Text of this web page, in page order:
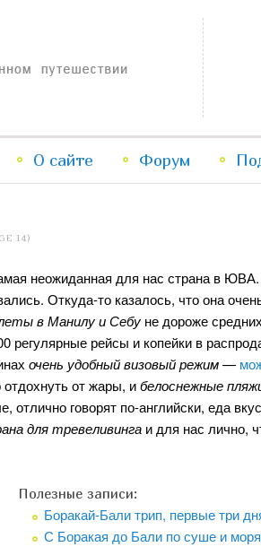
Перейти
содержимому
Перейти
содержимому
О сайте Форум
14)
неожиданная для нас страна в
Откуда-то казалось, что она
в Манилу и Себу не дороже
рейсы и копейки в
очень удобный визовый режим—
от жары, ибелоснежные
отлично говорят по-английски, еда
для тревеливинга и для нас лично,
Полезные записи:
Боракай-Бали трип, первые три
С Боракая до Бали по суше и